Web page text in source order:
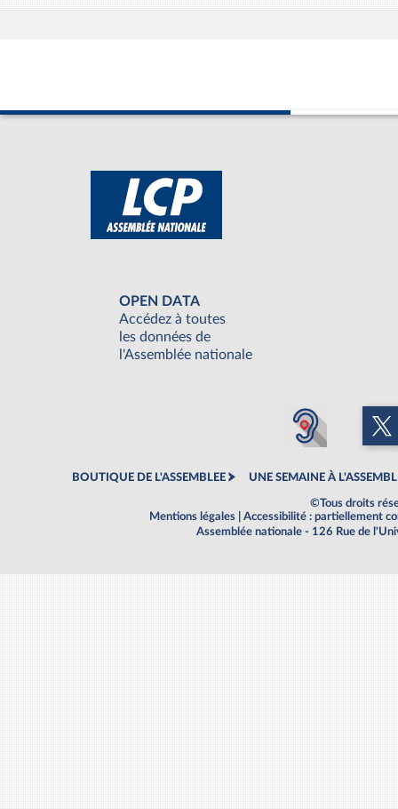
OPEN DATA
Accédez à toutes
les données de
l'Assemblée nationale
BOUTIQUE DE L'ASSEMBLEE UNE SEMAINE À
©Tous droits
Mentions légales
Accessibilité : partiellement
Assemblée nationale - 126 Rue de